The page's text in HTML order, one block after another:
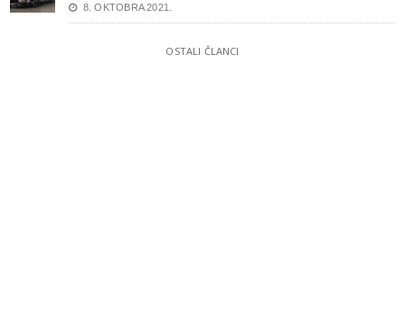
8. OKTOBRA 2021.
OSTALI ČLANCI